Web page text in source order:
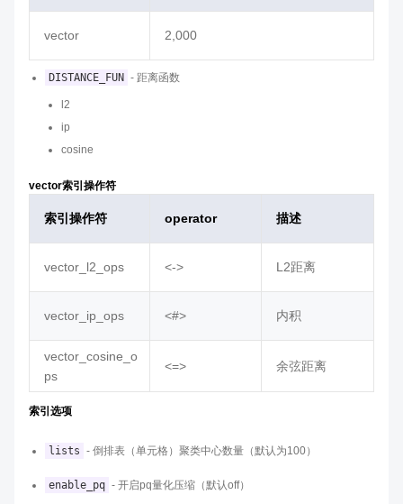
vector 2,000
DISTANCE_FUN - 距离函数
l2
ip
cosine
vector索引操作符
索引操作符 operator 描述
vector_l2_ops <-> L2距离
vector_ip_ops <#> 内积
vector_cosine_o
ps
<=> 余弦距离
索引选项
lists - 倒排表（单元格）聚类中心数量（默认为100）
enable_pq - 开启pq量化压缩（默认off）